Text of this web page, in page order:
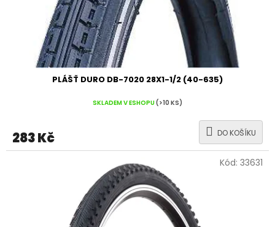
PLÁŠŤ DURO DB-7020 28X1-1/2 (40-635)
SKLADEM V ESHOPU(>10 KS)
283 Kč DO KOŠÍKU
Kód: 33631